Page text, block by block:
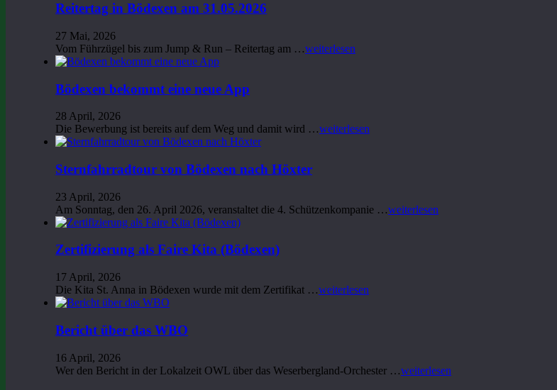
Reitertag in Bödexen am 31.05.2026
27 Mai, 2026
Vom Führzügel bis zum Jump & Run – Reitertag am …weiterlesen
Bödexen bekommt eine neue App
28 April, 2026
Die Bewerbung ist bereits auf dem Weg und damit wird …weiterlesen
Sternfahrradtour von Bödexen nach Höxter
23 April, 2026
Am Sonntag, den 26. April 2026, veranstaltet die 4. Schützenkompanie …weiterlesen
Zertifizierung als Faire Kita (Bödexen)
17 April, 2026
Die Kita St. Anna in Bödexen wurde mit dem Zertifikat …weiterlesen
Bericht über das WBO
16 April, 2026
Wer den Bericht in der Lokalzeit OWL über das Weserbergland-Orchester …weiterlesen